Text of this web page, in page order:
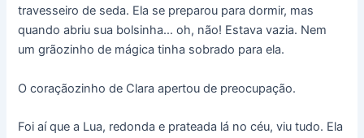
travesseiro de seda. Ela se preparou para dormir, mas
quando abriu sua bolsinha… oh, não! Estava vazia. Nem
um grãozinho de mágica tinha sobrado para ela.
O coraçãozinho de Clara apertou de preocupação.
Foi aí que a Lua, redonda e prateada lá no céu, viu tudo. Ela